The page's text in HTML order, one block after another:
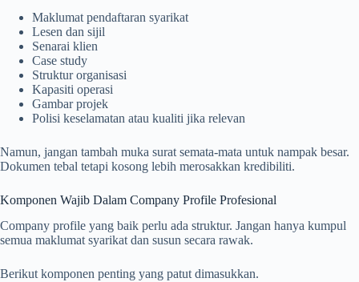
Maklumat pendaftaran syarikat
Lesen dan sijil
Senarai klien
Case study
Struktur organisasi
Kapasiti operasi
Gambar projek
Polisi keselamatan atau kualiti jika relevan
Namun, jangan tambah muka surat semata-mata untuk nampak besar.
Dokumen tebal tetapi kosong lebih merosakkan kredibiliti.
Komponen Wajib Dalam Company Profile Profesional
Company profile yang baik perlu ada struktur. Jangan hanya kumpul
semua maklumat syarikat dan susun secara rawak.
Berikut komponen penting yang patut dimasukkan.